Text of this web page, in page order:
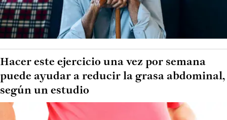
Hacer este ejercicio una vez por semana
puede ayudar a reducir la grasa abdominal,
según un estudio